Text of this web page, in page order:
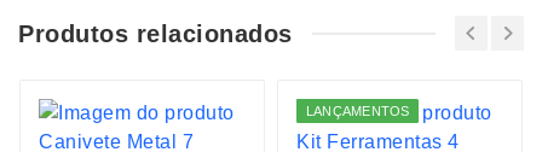
Produtos relacionados
LANÇAMENTOS